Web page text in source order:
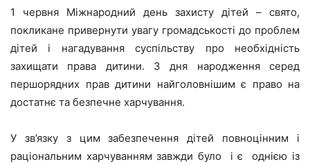
1 червня Міжнародний день захисту дітей – свято,
покликане привернути увагу громадськості до проблем
дітей і нагадування суспільству про необхідність
захищати права дитини. З дня народження серед
першорядних прав дитини найголовнішим є право на
достатнє та безпечне харчування.
У зв’язку з цим забезпечення дітей повноцінним і
раціональним харчуванням завжди було і є однією із